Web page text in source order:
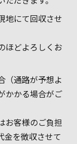
地にて回収させ
ほどよろしくお
（通路が予想よ
かかる場合がご
お客様のご負担
金を徴収させて